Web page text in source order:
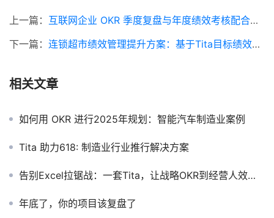
上一篇： 互联网企业 OKR 季度复盘与年度绩效考核配合落地案例
下一篇： 连锁超市绩效管理提升方案：基于Tita目标绩效一体化
相关文章
如何用 OKR 进行2025年规划：智能汽车制造业案例
Tita 助力618: 制造业行业推行解决方案
告别Excel拉锯战：一套Tita，让战略OKR到经营人效不再“断链”
年底了，你的项目该复盘了